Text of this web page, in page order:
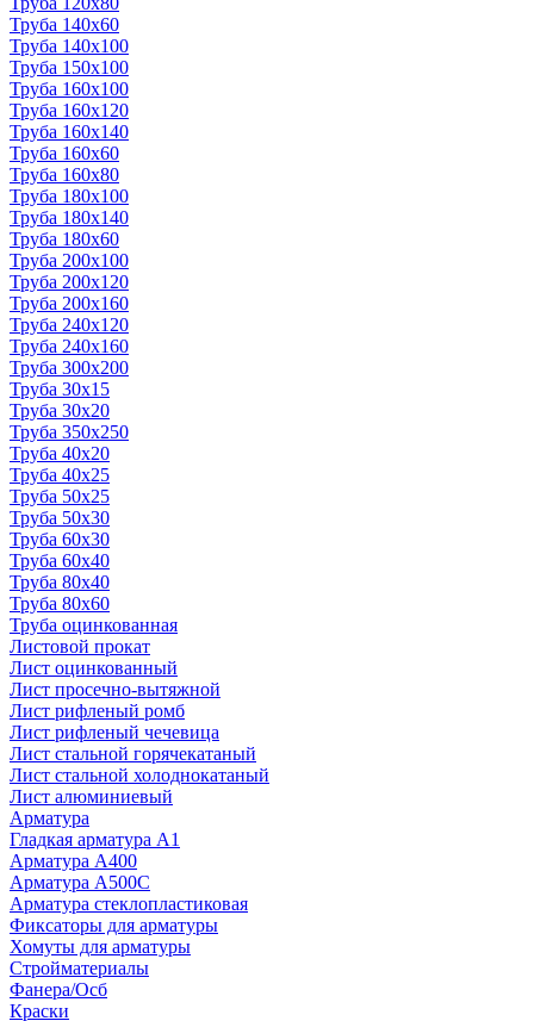
Труба 140x60
Труба 140x100
Труба 150x100
Труба 160x100
Труба 160x120
Труба 160x140
Труба 160x60
Труба 160x80
Труба 180x100
Труба 180x140
Труба 180x60
Труба 200x100
Труба 200x120
Труба 200x160
Труба 240x120
Труба 240x160
Труба 300x200
Труба 30x15
Труба 30x20
Труба 350x250
Труба 40x20
Труба 40x25
Труба 50x25
Труба 50x30
Труба 60x30
Труба 60x40
Труба 80x40
Труба 80x60
Труба оцинкованная
Листовой прокат
Лист оцинкованный
Лист просечно-вытяжной
Лист рифленый ромб
Лист рифленый чечевица
Лист стальной горячекатаный
Лист стальной холоднокатаный
Лист алюминиевый
Арматура
Гладкая арматура А1
Арматура А400
Арматура A500C
Арматура стеклопластиковая
Фиксаторы для арматуры
Хомуты для арматуры
Стройматериалы
Фанера/Осб
Краски